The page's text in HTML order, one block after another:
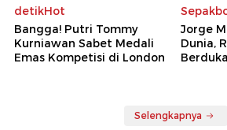
detikHot
Bangga! Putri Tommy
Kurniawan Sabet Medali
Emas Kompetisi di London
Jorge
Dunia,
Berduka
Selengkapnya